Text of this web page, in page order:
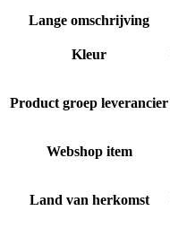
Lange omschrijving
Kleur
Product groep leverancier
Webshop item
Land van herkomst